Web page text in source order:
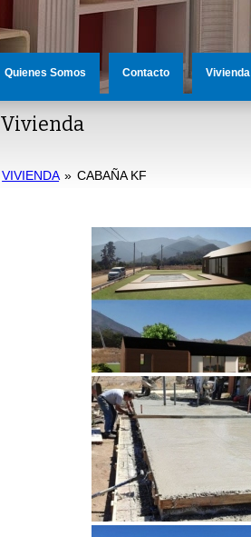
Quienes Somos Contacto Vivienda
Vivienda
VIVIENDA » CABAÑA KF